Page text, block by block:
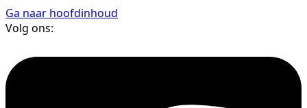
Ga naar hoofdinhoud
Volg ons: